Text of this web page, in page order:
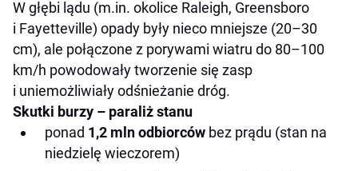
W głębi lądu (m.in. okolice Raleigh, Greensboro
i Fayetteville) opady były nieco mniejsze (20–30
cm), ale połączone z porywami wiatru do 80–100
km/h powodowały tworzenie się zasp
i uniemożliwiały odśnieżanie dróg.
Skutki burzy – paraliż stanu
ponad 1,2 mln odbiorców bez prądu (stan na
niedzielę wieczorem)